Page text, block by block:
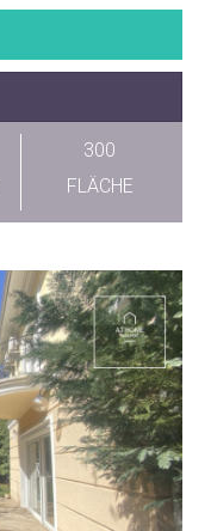
300
FLÄCHE